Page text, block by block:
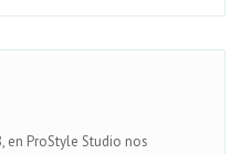
en ProStyle Studio nos